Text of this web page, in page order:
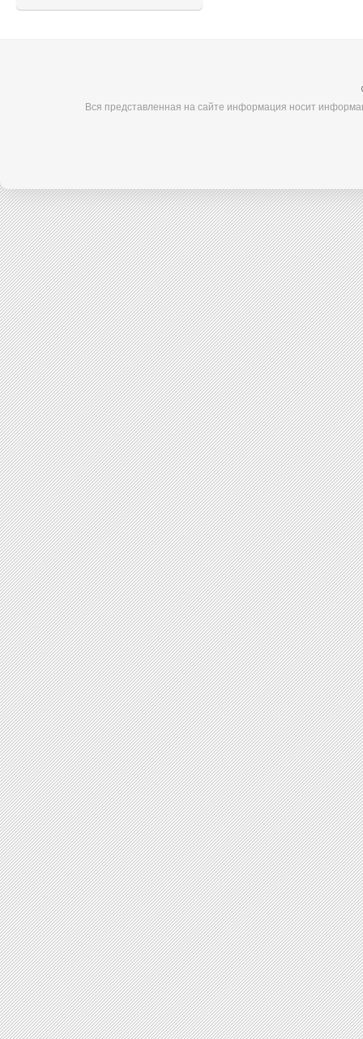
Вся представленная на сайте информация носит